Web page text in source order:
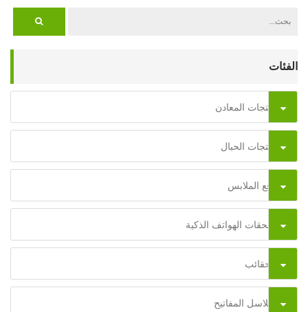
الفئات
منتجات المعادن
منتجات الحبال
رقع الملابس
ملحقات الهواتف الذكية
الحقائب
سلاسل المفاتيح